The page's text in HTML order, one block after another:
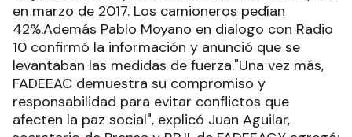
en marzo de 2017. Los camioneros pedían
42%.Además Pablo Moyano en dialogo con Radio
10 confirmó la información y anunció que se
levantaban las medidas de fuerza."Una vez más,
FADEEAC demuestra su compromiso y
responsabilidad para evitar conflictos que
afecten la paz social", explicó Juan Aguilar,